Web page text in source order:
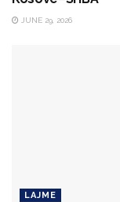
JUNE 29, 2026
LAJME